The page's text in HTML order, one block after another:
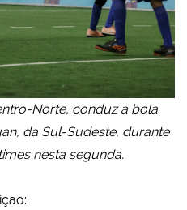
Norte, conduz a bola
da Sul-Sudeste, durante
nesta segunda.